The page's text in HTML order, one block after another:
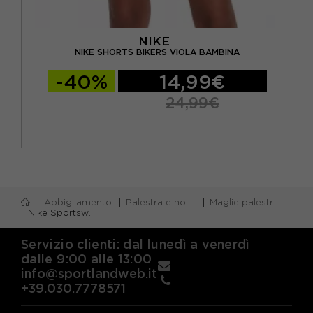
NIKE
NIKE SHORTS BIKERS VIOLA BAMBINA
-40% 14,99€
24,99€
Abbigliamento Palestra e home gym
Maglie palestra m/corta
Nike Sportswear Maglietta Palestra Lilla Bambina
Servizio clienti: dal lunedì a venerdì
dalle 9:00 alle 13:00
info@sportlandweb.it
+39.030.7778571